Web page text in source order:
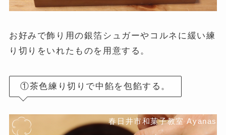
お好みで飾り用の銀箔シュガーやコルネに緩い練
り切りをいれたものを用意する。
①茶色練り切りで中餡を包餡する。